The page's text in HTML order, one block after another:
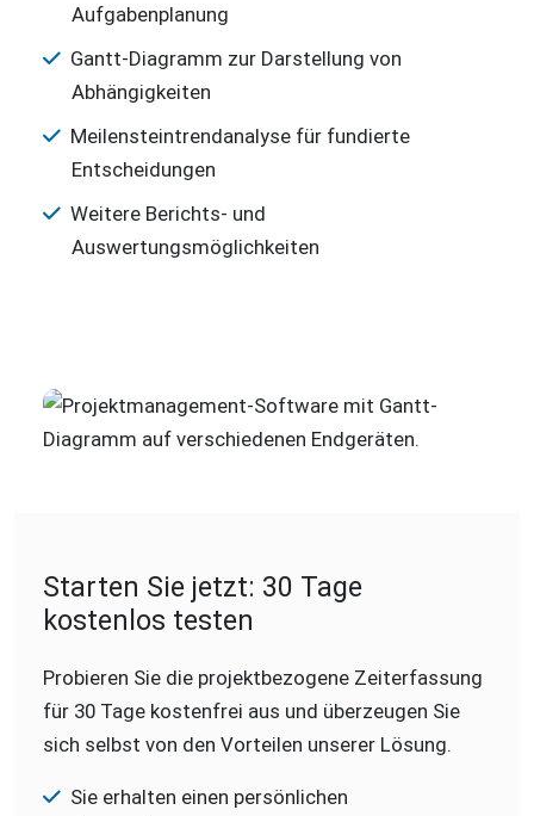
Aufgabenplanung
Gantt-Diagramm zur Darstellung von
Abhängigkeiten
Meilensteintrendanalyse für fundierte
Entscheidungen
Weitere Berichts- und
Auswertungsmöglichkeiten
Starten Sie jetzt: 30 Tage
kostenlos testen
Probieren Sie die projektbezogene Zeiterfassung
für 30 Tage kostenfrei aus und überzeugen Sie
sich selbst von den Vorteilen unserer Lösung.
Sie erhalten einen persönlichen